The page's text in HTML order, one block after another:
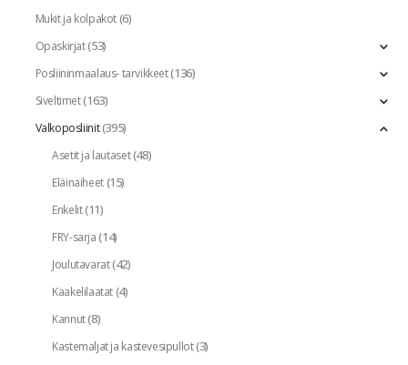
Mukit ja kolpakot(6)
Opaskirjat(53)
Posliininmaalaus- tarvikkeet(136)
Siveltimet(163)
Valkoposliinit(395)
Asetit ja lautaset(48)
Eläinaiheet(15)
Enkelit(11)
FRY-sarja(14)
Joulutavarat(42)
Kaakelilaatat(4)
Kannut(8)
Kastemaljat ja kastevesipullot(3)